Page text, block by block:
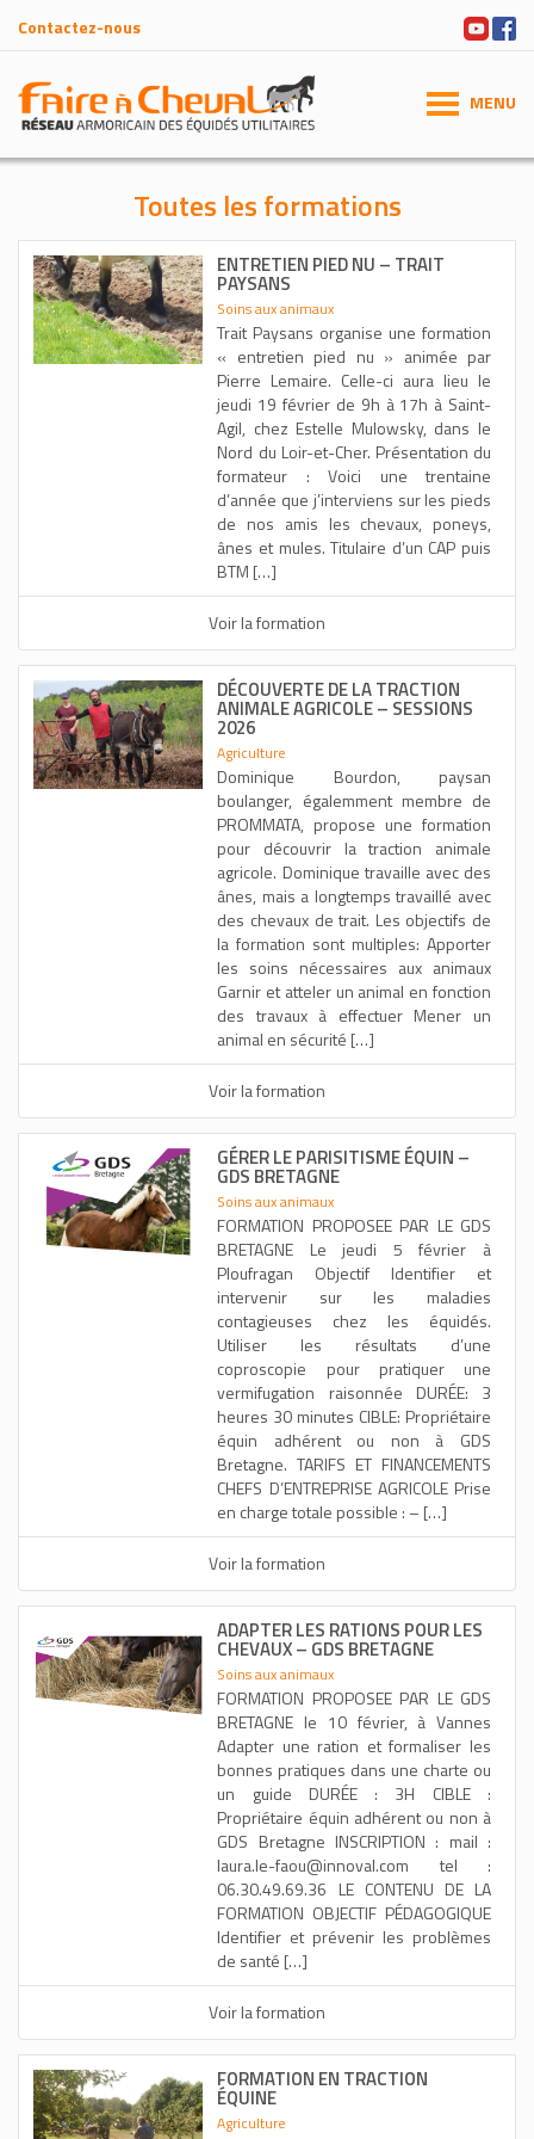
Contactez-nous
MENU
Toutes les formations
ENTRETIEN PIED NU – TRAIT
PAYSANS
Soins aux animaux
Trait Paysans organise une formation
« entretien pied nu » animée par
Pierre Lemaire. Celle-ci aura lieu le
jeudi 19 février de 9h à 17h à Saint-
Agil, chez Estelle Mulowsky, dans le
Nord du Loir-et-Cher. Présentation du
formateur : Voici une trentaine
d’année que j’interviens sur les pieds
de nos amis les chevaux, poneys,
ânes et mules. Titulaire d’un CAP puis
BTM […]
Voir la formation
DÉCOUVERTE DE LA TRACTION
ANIMALE AGRICOLE – SESSIONS
2026
Agriculture
Dominique Bourdon, paysan
boulanger, égalemment membre de
PROMMATA, propose une formation
pour découvrir la traction animale
agricole. Dominique travaille avec des
ânes, mais a longtemps travaillé avec
des chevaux de trait. Les objectifs de
la formation sont multiples: Apporter
les soins nécessaires aux animaux
Garnir et atteler un animal en fonction
des travaux à effectuer Mener un
animal en sécurité […]
Voir la formation
GÉRER LE PARISITISME ÉQUIN –
GDS BRETAGNE
Soins aux animaux
FORMATION PROPOSEE PAR LE GDS
BRETAGNE Le jeudi 5 février à
Ploufragan Objectif Identifier et
intervenir sur les maladies
contagieuses chez les équidés.
Utiliser les résultats d’une
coproscopie pour pratiquer une
vermifugation raisonnée DURÉE: 3
heures 30 minutes CIBLE: Propriétaire
équin adhérent ou non à GDS
Bretagne. TARIFS ET FINANCEMENTS
CHEFS D’ENTREPRISE AGRICOLE Prise
en charge totale possible : – […]
Voir la formation
ADAPTER LES RATIONS POUR LES
CHEVAUX – GDS BRETAGNE
Soins aux animaux
FORMATION PROPOSEE PAR LE GDS
BRETAGNE le 10 février, à Vannes
Adapter une ration et formaliser les
bonnes pratiques dans une charte ou
un guide DURÉE : 3H CIBLE :
Propriétaire équin adhérent ou non à
GDS Bretagne INSCRIPTION : mail :
laura.le-faou@innoval.com tel :
06.30.49.69.36 LE CONTENU DE LA
FORMATION OBJECTIF PÉDAGOGIQUE
Identifier et prévenir les problèmes
de santé […]
Voir la formation
FORMATION EN TRACTION
ÉQUINE
Agriculture